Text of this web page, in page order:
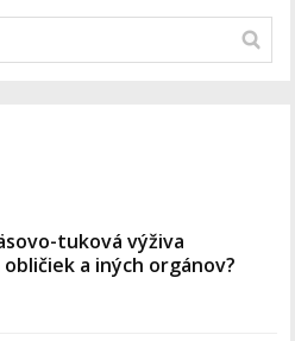
tuková výživa
a iných orgánov?